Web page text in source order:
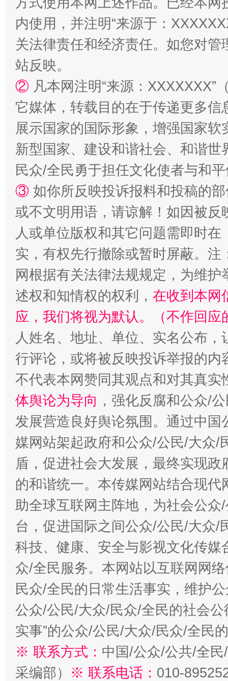
招工难、用工荒背后
内使用，并注明“来源于：
关法律责任和经济责任。如您对
站反映。
② 凡本网注明“来源：
它媒体，转载目的在于传递更多
展示国家的国际形象，增强国家
新型国家、建设和谐社会、和谐
民众/全民勇于担任文化使者与和
③ 如你所反映投诉报料和投稿的
或不文明用语，请谅解！如因被
人或单位版权和其它问题需即时在
实，有权先行撤除或暂时屏蔽。
网根据有关法律法规规定，为维
述权和知情权的权利， 在收到本网
应，我们将视为默认。（不作回应
人姓名、地址、单位、实名公布
行评论，或将被反映投诉举报的
不代表本网赞同其观点和对其真实
体舆论为导向 ，强化反腐和公众/
发展营造良好舆论氛围。通过中
媒网站架起政府和公众/公民/大众/
盾，促进社会大发展，最终实现
的和谐统一。本传媒网站结合现
助全球互联网主阵地，为社会公
台，促进国际之间公众/公民/大众/
科技、健康、安全与影视文化传
众/全民服务。本网站以互联网网
民众/全民的日常生活事实，维护
公众/公民/大众/民众/全民的社会公
实事”的公众/公民/大众/民众/全民
※ 联系方式： 中国/公众/公共/全
采编部） ※ 联系电话： 010-